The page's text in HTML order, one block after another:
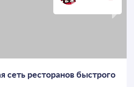
сеть ресторанов быстрого